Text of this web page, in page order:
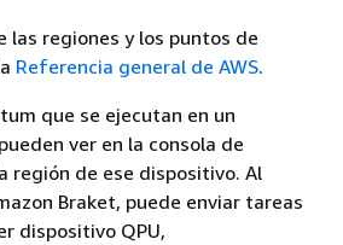
las regiones y los puntos de
Referencia general de AWS.
que se ejecutan en un
ver en la consola de
región de ese dispositivo. Al
Braket, puede enviar tareas
dispositivo QPU,